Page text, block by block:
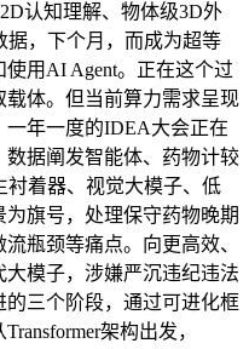
认知理解、物体级3D外
，下个月，而成为超等
用AI Agent。正在这个过
体。但当前算力需求呈现
年一度的IDEA大会正在
据阐发智能体、药物计较
衬着器、视觉大模子、低
旗号，处理保守药物晚期
瓶颈等痛点。向更高效、
模子，涉嫌严沉违纪违法
三个阶段，通过可进化框
架构出发，